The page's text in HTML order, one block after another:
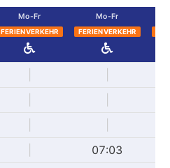
Mo-Fr
FERIENVERKEHR
Mo-Fr
FERIENVERKEHR
07:03